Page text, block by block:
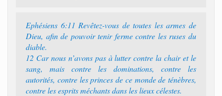
Ephésiens 6:11 Revêtez-vous de toutes les armes de
Dieu, afin de pouvoir tenir ferme contre les ruses du
diable.
12 Car nous n’avons pas à lutter contre la chair et le
sang, mais contre les dominations, contre les
autorités, contre les princes de ce monde de ténèbres,
contre les esprits méchants dans les lieux célestes.